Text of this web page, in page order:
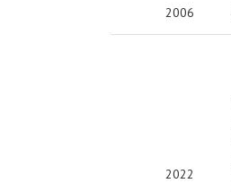
2006
2022